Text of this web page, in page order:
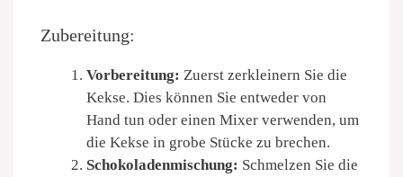
Zubereitung:
Vorbereitung: Zuerst zerkleinern Sie die
Kekse. Dies können Sie entweder von
Hand tun oder einen Mixer verwenden, um
die Kekse in grobe Stücke zu brechen.
Schokoladenmischung: Schmelzen Sie die